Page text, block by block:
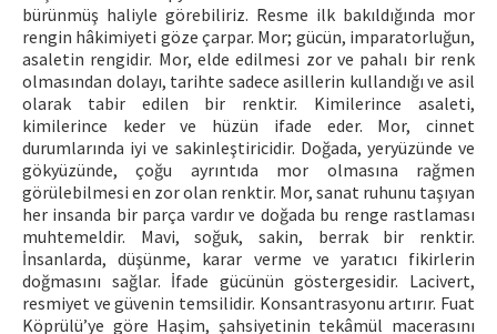
bürünmüş haliyle görebiliriz. Resme ilk bakıldığında mor
rengin hâkimiyeti göze çarpar. Mor; gücün, imparatorluğun,
asaletin rengidir. Mor, elde edilmesi zor ve pahalı bir renk
olmasından dolayı, tarihte sadece asillerin kullandığı ve asil
olarak tabir edilen bir renktir. Kimilerince asaleti,
kimilerince keder ve hüzün ifade eder. Mor, cinnet
durumlarında iyi ve sakinleştiricidir. Doğada, yeryüzünde ve
gökyüzünde, çoğu ayrıntıda mor olmasına rağmen
görülebilmesi en zor olan renktir. Mor, sanat ruhunu taşıyan
her insanda bir parça vardır ve doğada bu renge rastlaması
muhtemeldir. Mavi, soğuk, sakin, berrak bir renktir.
İnsanlarda, düşünme, karar verme ve yaratıcı fikirlerin
doğmasını sağlar. İfade gücünün göstergesidir. Lacivert,
resmiyet ve güvenin temsilidir. Konsantrasyonu artırır. Fuat
Köprülü’ye göre Haşim, şahsiyetinin tekâmül macerasını